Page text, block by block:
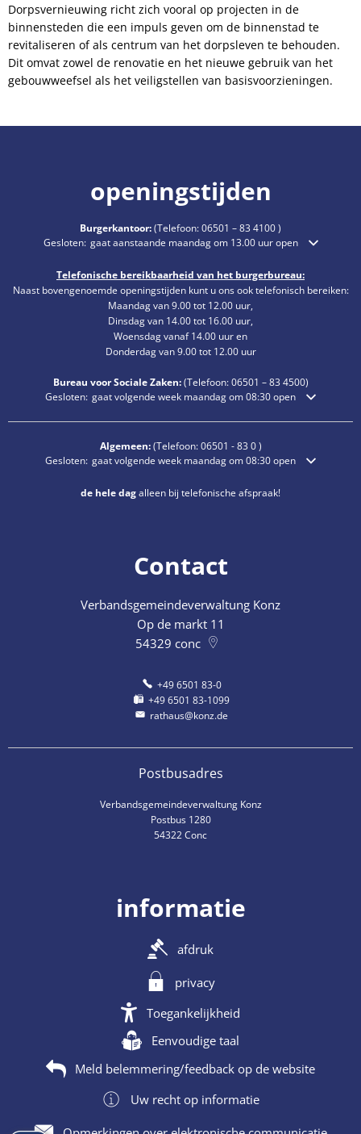
Dorpsvernieuwing richt zich vooral op projecten in de
binnensteden die een impuls geven om de binnenstad te
revitaliseren of als centrum van het dorpsleven te behouden.
Dit omvat zowel de renovatie en het nieuwe gebruik van het
gebouwweefsel als het veiligstellen van basisvoorzieningen.
openingstijden
Burgerkantoor:(Telefoon:06501 – 83 4100)
Klik om extra openings- of sluitingstijden te verbergen
Gesloten: gaat aanstaande maandag om 13.00 uur open
Telefonische bereikbaarheid van het burgerbureau:
Naast bovengenoemde openingstijden kunt u ons ook telefonisch bereiken:
Maandag van 9.00 tot 12.00 uur,
Dinsdag van 14.00 tot 16.00 uur,
Woensdag vanaf 14.00 uur en
Donderdag van 9.00 tot 12.00 uur
Bureau voor Sociale Zaken:(Telefoon:06501 – 834500)
Klik om extra openings- of sluitingstijden te verbergen
Gesloten: gaat volgende week maandag om 08:30 open
Algemeen:(Telefoon:06501 - 83 0)
Klik om extra openings- of sluitingstijden te verbergen
Gesloten: gaat volgende week maandag om 08:30 open
de hele dagalleen bij telefonische afspraak!
Contact
Verbandsgemeindeverwaltung Konz
Op de markt 11
54329 conc
+49 6501 83-0
+49 6501 83-1099
rathaus@konz.de
Postbusadres
Verbandsgemeindeverwaltung Konz
Postbus 1280
54322 Conc
informatie
afdruk
privacy
Toegankelijkheid
Eenvoudige taal
Meld belemmering/feedback op de website
Uw recht op informatie